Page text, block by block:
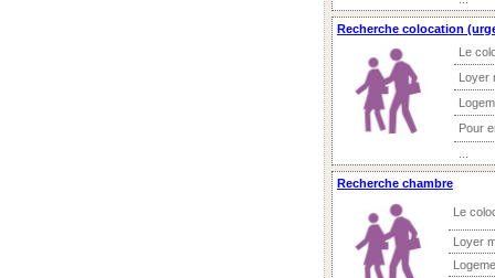
Recherche colocation
Le
Loyer
Pour
Recherche chambre
Le
Loyer